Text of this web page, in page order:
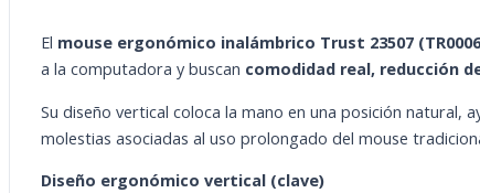
El mouse ergonómico inalámbrico Trust 23507
a la computadora y buscan comodidad real, reducción
Su diseño vertical coloca la mano en una posición natural,
molestias asociadas al uso prolongado del mouse
Diseño ergonómico vertical (clave)